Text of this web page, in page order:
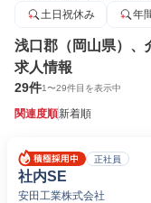
土日祝休み
年
浅口郡（岡山県）、
求人情報
29件1〜29件目を表示中
関連度順新着順
正社員
社内SE
安田工業株式会社